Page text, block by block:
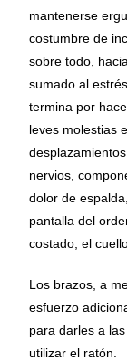
mantenerse
costumbre de
sobre todo,
sumado al
termina por
leves molestias
nervios,
dolor de
pantalla del
costado, el
Los brazos, a
esfuerzo
para darles a
utilizar el ratón.